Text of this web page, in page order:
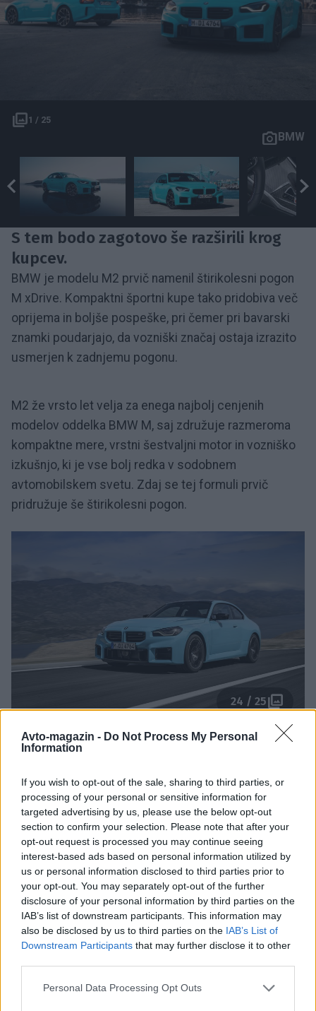
Avto-magazin - Do Not Process My Personal
Information
If you wish to opt-out of the sale, sharing to third parties, or
processing of your personal or sensitive information for
targeted advertising by us, please use the below opt-out
section to confirm your selection. Please note that after your
opt-out request is processed you may continue seeing
interest-based ads based on personal information utilized by
us or personal information disclosed to third parties prior to
your opt-out. You may separately opt-out of the further
disclosure of your personal information by third parties on the
IAB’s list of downstream participants. This information may
also be disclosed by us to third parties on the IAB’s List of
Downstream Participants that may further disclose it to other
Please note that this website/app uses one or more Google
Personal Data Processing Opt Outs
1 / 25
BMW
S tem bodo zagotovo še razširili krog
kupcev.
BMW je modelu M2 prvič namenil štirikolesni pogon
M xDrive. Kompaktni športni kupe tako pridobiva več
oprijema in boljše pospeške, pri čemer pri bavarski
znamki poudarjajo, da vozniški značaj ostaja izrazito
usmerjen k zadnjemu pogonu.
M2 že vrsto let velja za enega najbolj cenjenih
modelov oddelka BMW M, saj združuje razmeroma
kompaktne mere, vrstni šestvaljni motor in vozniško
izkušnjo, ki je vse bolj redka v sodobnem
avtomobilskem svetu. Zdaj se tej formuli prvič
pridružuje še štirikolesni pogon.
24 / 25
BMW
turbinskim polnilnikom, ki razvije353 kilovatov (480
KM). Sistem M xDrive moč razporeja med obe osi
glede na razmere na cesti, vendar je v običajni vožnji
poudarek še vedno na zadnjih kolesih. Prednja os se
vključi šele, ko elektronika zazna potrebo po
dodatnem oprijemu.
Prav boljši prenos moči na podlago je omogočil
občutno izboljšanje zmogljivosti. Novi BMW M2 z
oznako M xDrive do
100 km/h pospeši v 3,7 sekunde
zadnjim pogonom. Najvišja hitrost ostaja omejena na